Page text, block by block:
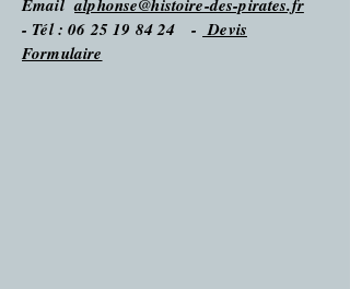
Emailalphonse@histoire-des-pirates.fr
- Tél : 06 25 19 84 24 - Devis
Formulaire